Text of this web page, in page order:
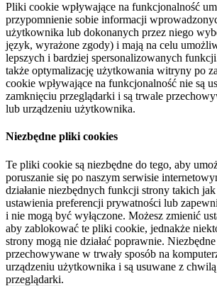
Pliki cookie wpływające na funkcjonalność
przypomnienie sobie informacji
użytkownika lub dokonanych przez niego
język, wyrażone zgody) i mają na celu
lepszych i bardziej spersonalizowanych
także optymalizację użytkowania witryny po
cookie wpływające na funkcjonalność nie są
zamknięciu przeglądarki i są trwale
lub urządzeniu użytkownika.
Niezbędne pliki cookies
Te pliki cookie są niezbędne do tego, aby
poruszanie się po naszym serwisie
działanie niezbędnych funkcji strony takich
ustawienia preferencji prywatności lub
i nie mogą być wyłączone. Możesz zmienić
aby zablokować te pliki cookie, jednakże
strony mogą nie działać poprawnie.
przechowywane w trwały sposób na
urządzeniu użytkownika i są usuwane z
przeglądarki.